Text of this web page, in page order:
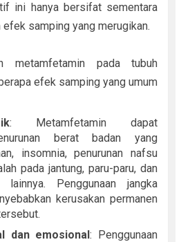
ini hanya bersifat sementara
samping yang merugikan.
metamfetamin pada tubuh
efek samping yang umum
: Metamfetamin dapat
berat badan yang
insomnia, penurunan nafsu
pada jantung, paru-paru, dan
lainnya. Penggunaan jangka
kerusakan permanen
dan emosional: Penggunaan